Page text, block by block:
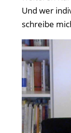
Und wer
schreibe